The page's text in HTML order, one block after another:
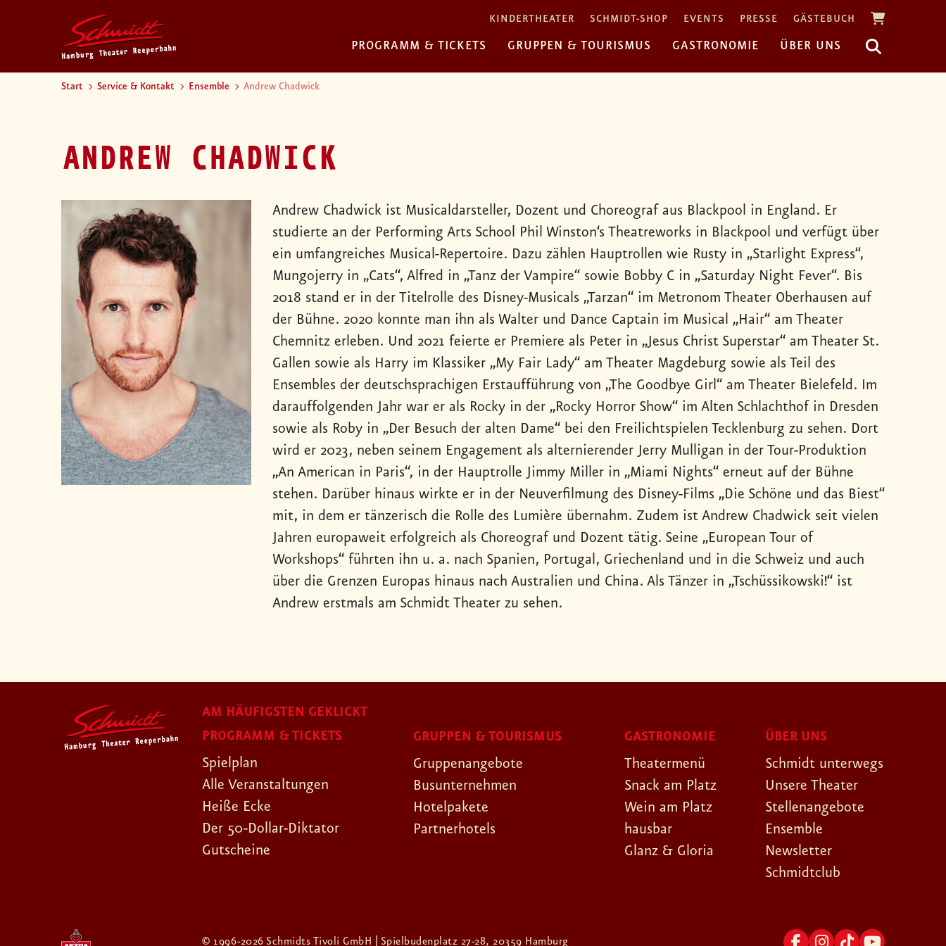
KINDERTHEATER SCHMIDT-SHOP EVENTS PRESSE GÄSTEBUCH
PROGRAMM & TICKETS GRUPPEN & TOURISMUS GASTRONOMIE ÜBER UNS
Start Service & Kontakt Ensemble Andrew Chadwick
ANDREW CHADWICK
Andrew Chadwick ist Musicaldarsteller, Dozent und Choreograf aus Blackpool in England. Er
studierte an der Performing Arts School Phil Winston‘s Theatreworks in Blackpool und verfügt über
ein umfangreiches Musical-Repertoire. Dazu zählen Hauptrollen wie Rusty in „Starlight Express“,
Mungojerry in „Cats“, Alfred in „Tanz der Vampire“ sowie Bobby C in „Saturday Night Fever“. Bis
2018 stand er in der Titelrolle des Disney-Musicals „Tarzan“ im Metronom Theater Oberhausen auf
der Bühne. 2020 konnte man ihn als Walter und Dance Captain im Musical „Hair“ am Theater
Chemnitz erleben. Und 2021 feierte er Premiere als Peter in „Jesus Christ Superstar“ am Theater St.
Gallen sowie als Harry im Klassiker „My Fair Lady“ am Theater Magdeburg sowie als Teil des
Ensembles der deutschsprachigen Erstaufführung von „The Goodbye Girl“ am Theater Bielefeld. Im
darauffolgenden Jahr war er als Rocky in der „Rocky Horror Show“ im Alten Schlachthof in Dresden
sowie als Roby in „Der Besuch der alten Dame“ bei den Freilichtspielen Tecklenburg zu sehen. Dort
wird er 2023, neben seinem Engagement als alternierender Jerry Mulligan in der Tour-Produktion
„An American in Paris“, in der Hauptrolle Jimmy Miller in „Miami Nights“ erneut auf der Bühne
stehen. Darüber hinaus wirkte er in der Neuverfilmung des Disney-Films „Die Schöne und das Biest“
mit, in dem er tänzerisch die Rolle des Lumière übernahm. Zudem ist Andrew Chadwick seit vielen
Jahren europaweit erfolgreich als Choreograf und Dozent tätig. Seine „European Tour of
Workshops“ führten ihn u. a. nach Spanien, Portugal, Griechenland und in die Schweiz und auch
über die Grenzen Europas hinaus nach Australien und China. Als Tänzer in „Tschüssikowski!“ ist
Andrew erstmals am Schmidt Theater zu sehen.
AM HÄUFIGSTEN GEKLICKT
PROGRAMM & TICKETS
Spielplan
Alle Veranstaltungen
Heiße Ecke
Der 50-Dollar-Diktator
Gutscheine
GRUPPEN & TOURISMUS
Gruppenangebote
Busunternehmen
Hotelpakete
Partnerhotels
GASTRONOMIE
Theatermenü
Snack am Platz
Wein am Platz
hausbar
Glanz & Gloria
ÜBER UNS
Schmidt unterwegs
Unsere Theater
Stellenangebote
Ensemble
Newsletter
Schmidtclub
© 1996-2026 Schmidts Tivoli GmbH | Spielbudenplatz 27-28, 20359 Hamburg